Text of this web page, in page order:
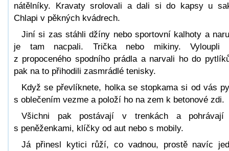
nátělníky. Kravaty srolovali a dali si do kapsy u
Chlapi v pěkných kvádrech.
Jiní si zas stáhli džíny nebo sportovní kalhoty a
je tam nacpali. Trička nebo mikiny. Vyloupli
z propoceného spodního prádla a narvali ho do
pak na to přihodili zasmrádlé tenisky.
Když se převlíknete, holka se stopkama si od vás
s oblečením vezme a položí ho na zem k betonové zdi.
Všichni pak postávají v trenkách a
s peněženkami, klíčky od aut nebo s mobily.
Já přinesl kytici růží, co vadnou, prostě navíc